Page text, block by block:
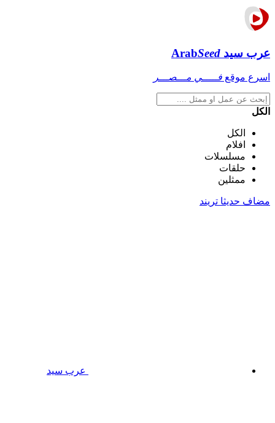
عرب سيد ArabSeed
اسرع موقع فـــــي مـــصـــر
الكل
الكل
افلام
مسلسلات
حلقات
ممثلين
مضاف حديثا تريند
عرب سيد